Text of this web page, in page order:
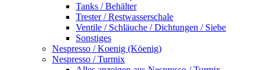
Tanks / Behälter
Trester / Restwasserschale
Ventile / Schläuche / Dichtungen / Siebe
Sonstiges
Nespresso / Koenig (Köenig)
Nespresso / Turmix